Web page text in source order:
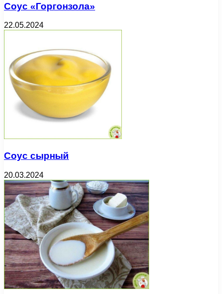
Соус «Горгонзола»
22.05.2024
Соус сырный
20.03.2024